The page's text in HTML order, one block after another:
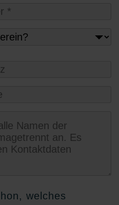
welches